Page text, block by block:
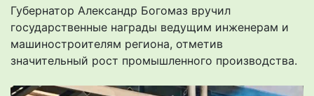
Губернатор Александр Богомаз вручил
государственные награды ведущим инженерам и
машиностроителям региона, отметив
значительный рост промышленного производства.